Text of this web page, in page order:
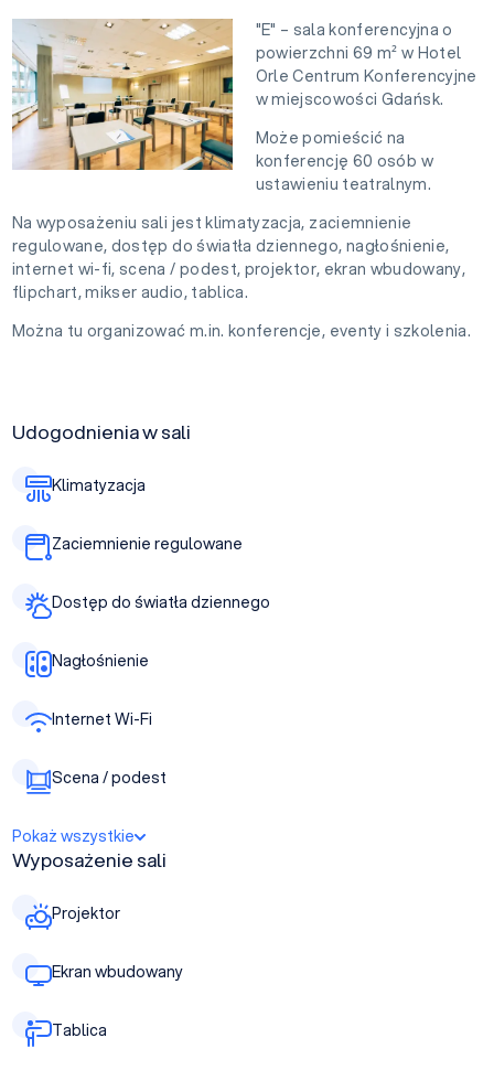
"E" – sala konferencyjna o
powierzchni 69 m² w Hotel
Orle Centrum Konferencyjne
w miejscowości Gdańsk.
Może pomieścić na
konferencję 60 osób w
ustawieniu teatralnym.
Na wyposażeniu sali jest klimatyzacja, zaciemnienie
regulowane, dostęp do światła dziennego, nagłośnienie,
internet wi-fi, scena / podest, projektor, ekran wbudowany,
flipchart, mikser audio, tablica.
Można tu organizować m.in. konferencje, eventy i szkolenia.
Udogodnienia w sali
Klimatyzacja
Zaciemnienie regulowane
Dostęp do światła dziennego
Nagłośnienie
Internet Wi-Fi
Scena / podest
Pokaż wszystkie
Wyposażenie sali
Projektor
Ekran wbudowany
Tablica